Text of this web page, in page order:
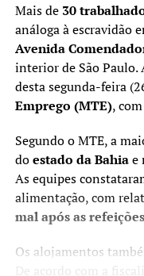
Mais de 30
análoga à escravidão
Avenida
interior de São Paulo.
desta segunda-feira
Emprego (MTE),
Segundo o MTE, a
doestado da Bahiae
As equipes
alimentação, com
mal após as
Os alojamentos